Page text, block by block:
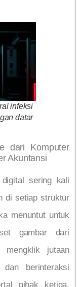
infeksi
datar
dari Komputer
Akuntansi
sering kali
di setiap struktur
menuntut untuk
gambar dari
mengklik jutaan
berinteraksi
pihak ketiga.